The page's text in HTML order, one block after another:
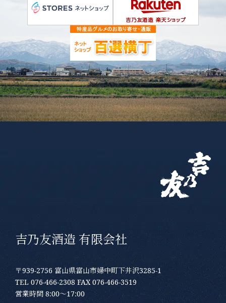
吉乃友酒造 有限会社
〒939-2756 富山県富山市婦中町下井沢3285-1
TEL 076-466-2308 FAX 076-466-3519
営業時間 8:00～17:00